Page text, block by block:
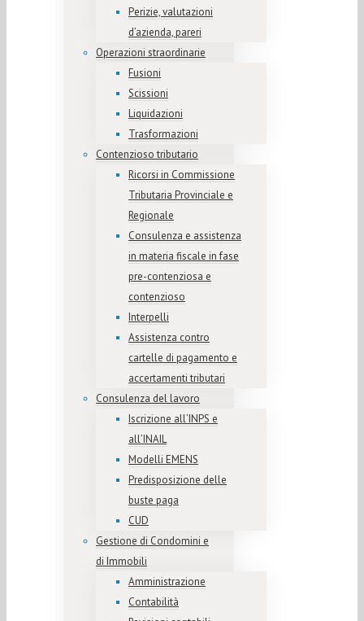
Perizie, valutazioni
d’azienda, pareri
Operazioni straordinarie
Fusioni
Scissioni
Liquidazioni
Trasformazioni
Contenzioso tributario
Ricorsi in Commissione
Tributaria Provinciale e
Regionale
Consulenza e assistenza
in materia fiscale in fase
pre-contenziosa e
contenzioso
Interpelli
Assistenza contro
cartelle di pagamento e
accertamenti tributari
Consulenza del lavoro
Iscrizione all’INPS e
all’INAIL
Modelli EMENS
Predisposizione delle
buste paga
CUD
Gestione di Condomini e
di Immobili
Amministrazione
Contabilità